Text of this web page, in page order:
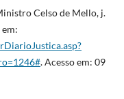
Celso de Mello, j.
. Acesso em: 09